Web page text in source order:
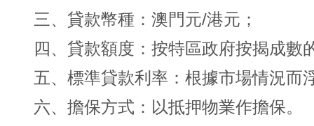
三、貸款幣種：澳門元/港元；
四、貸款額度：按特區政府按揭成數
五、標準貸款利率：根據市場情況而
六、擔保方式：以抵押物業作擔保。